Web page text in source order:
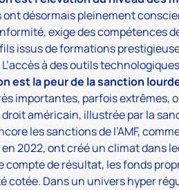
désormais pleinement
exige des compétences
issus de formations
à des outils
est la peur de la sanction
importantes, parfois extrêmes,
américain, illustrée par la
les sanctions de l’AMF,
en 2022, ont créé un climat dans
compte de résultat, les fonds
cotée. Dans un univers hyper